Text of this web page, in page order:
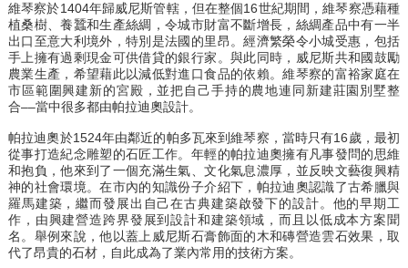
維琴察於1404年歸威尼斯管轄，但在整個16世紀期間，維琴察憑藉種
植桑樹、養蠶和生產絲綢，令城市財富不斷增長，絲綢產品中有一半
出口至意大利境外，特別是法國的里昂。經濟繁榮令小城受惠，包括
手上擁有過剩現金可供借貸的銀行家。與此同時，威尼斯共和國鼓勵
農業生產，希望藉此以減低對進口食品的依賴。維琴察的富裕家庭在
市區範圍興建新的宮殿，並把自己手持的農地連同新建莊園別墅整
合––當中很多都由帕拉迪奧設計。
帕拉迪奧於1524年由鄰近的帕多瓦來到維琴察，當時只有16歲，最初
從事打造紀念雕塑的石匠工作。年輕的帕拉迪奧擁有凡事發問的思維
和抱負，他來到了一個充滿生氣、文化氣息濃厚，並反映文藝復興精
神的社會環境。在市內的知識份子介紹下，帕拉迪奧認識了古希臘與
羅馬建築，繼而發展出自己在古典建築啟發下的設計。他的早期工
作，由興建營造跨界發展到設計和建築領域，而且以低成本方案聞
名。舉例來說，他以蓋上威尼斯石膏飾面的木和磚營造雲石效果，取
代了昂貴的石材，自此成為了業內常用的技術方案。